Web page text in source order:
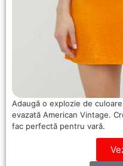
Adaugă o explozie de
evazată American Vintage.
fac perfectă pentru vară.